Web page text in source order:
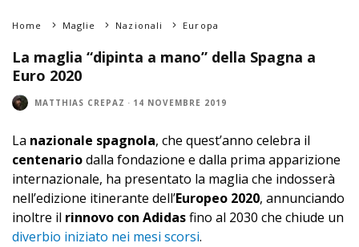
Home Maglie Nazionali Europa
La maglia “dipinta a mano” della Spagna a
Euro 2020
MATTHIAS CREPAZ · 14 NOVEMBRE 2019
La nazionale spagnola, che quest’anno celebra il
centenariodalla fondazione e dalla prima apparizione
internazionale, ha presentato la maglia che indosserà
nell’edizione itinerante dell’Europeo 2020, annunciando
inoltre il rinnovo con Adidasfino al 2030 che chiude un
diverbio iniziato nei mesi scorsi.